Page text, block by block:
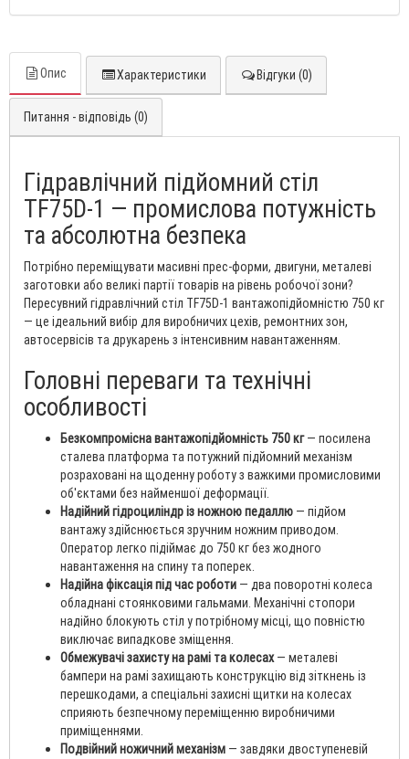
Опис Характеристики Відгуки (0)
Питання - відповідь (0)
Гідравлічний підйомний стіл
TF75D-1 — промислова потужність
та абсолютна безпека
Потрібно переміщувати масивні прес-форми, двигуни, металеві
заготовки або великі партії товарів на рівень робочої зони?
Пересувний гідравлічний стіл TF75D-1 вантажопідйомністю 750 кг
— це ідеальний вибір для виробничих цехів, ремонтних зон,
автосервісів та друкарень з інтенсивним навантаженням.
Головні переваги та технічні
особливості
Безкомпромісна вантажопідйомність 750 кг— посилена
сталева платформа та потужний підйомний механізм
розраховані на щоденну роботу з важкими промисловими
об'єктами без найменшої деформації.
Надійний гідроциліндр із ножною педаллю — підйом
вантажу здійснюється зручним ножним приводом.
Оператор легко підіймає до 750 кг без жодного
навантаження на спину та поперек.
Надійна фіксація під час роботи — два поворотні колеса
обладнані стоянковими гальмами. Механічні стопори
надійно блокують стіл у потрібному місці, що повністю
виключає випадкове зміщення.
Обмежувачі захисту на рамі та колесах— металеві
бампери на рамі захищають конструкцію від зіткнень із
перешкодами, а спеціальні захисні щитки на колесах
сприяють безпечному переміщенню виробничими
приміщеннями.
Подвійний ножичний механізм — завдяки двоступеневій